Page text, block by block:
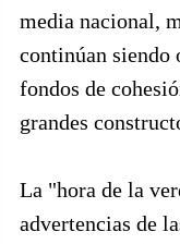
media nacional,
continúan siendo
fondos de
grandes
La "hora de la
advertencias de